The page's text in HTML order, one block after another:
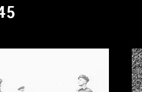
verzamelterrein binnengaan.
Amsterdam, mei 1945.